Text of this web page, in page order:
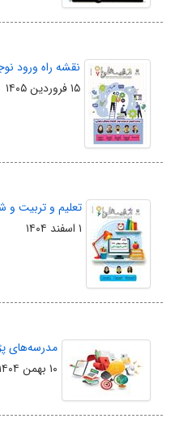
نقشه راه ورود
۱۵ فروردین ۱۴۰۵
تعلیم و تربیت و
۱ اسفند ۱۴۰۴
مدرسه‌های
۱۰ بهمن ۱۴۰۴